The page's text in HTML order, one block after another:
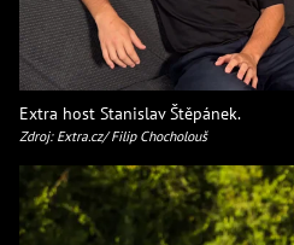
Extra host Stanislav Štěpánek.
Zdroj: Extra.cz/ Filip Chocholouš